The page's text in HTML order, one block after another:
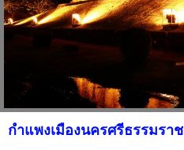
กำแพงเมืองนครศรีธรรมราช